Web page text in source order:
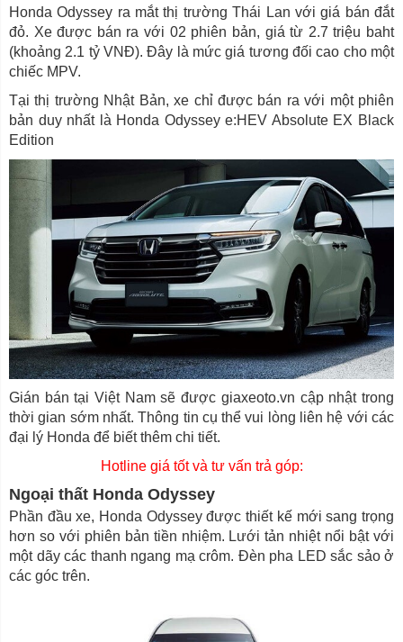
Honda Odyssey ra mắt thị trường Thái Lan với giá bán đắt
đỏ. Xe được bán ra với 02 phiên bản, giá từ 2.7 triệu baht
(khoảng 2.1 tỷ VNĐ). Đây là mức giá tương đối cao cho một
chiếc MPV.
Tại thị trường Nhật Bản, xe chỉ được bán ra với một phiên
bản duy nhất là Honda Odyssey e:HEV Absolute EX Black
Edition
Gián bán tại Việt Nam sẽ được giaxeoto.vn cập nhật trong
thời gian sớm nhất. Thông tin cụ thể vui lòng liên hệ với các
đại lý Honda để biết thêm chi tiết.
Hotline giá tốt và tư vấn trả góp:
Ngoại thất Honda Odyssey
Phần đầu xe, Honda Odyssey được thiết kế mới sang trọng
hơn so với phiên bản tiền nhiệm. Lưới tản nhiệt nổi bật với
một dãy các thanh ngang mạ crôm. Đèn pha LED sắc sảo ở
các góc trên.